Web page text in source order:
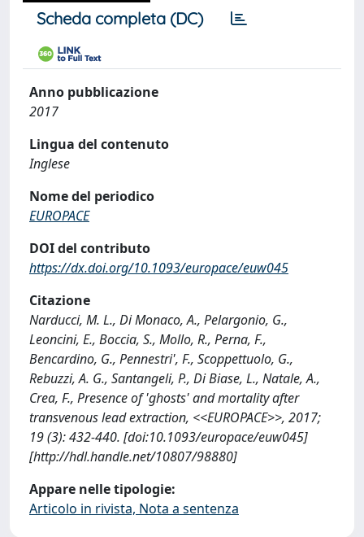
Scheda completa (DC)
Anno pubblicazione
2017
Lingua del contenuto
Inglese
Nome del periodico
EUROPACE
DOI del contributo
https://dx.doi.org/10.1093/europace/euw045
Citazione
Narducci, M. L., Di Monaco, A., Pelargonio, G.,
Leoncini, E., Boccia, S., Mollo, R., Perna, F.,
Bencardino, G., Pennestri', F., Scoppettuolo, G.,
Rebuzzi, A. G., Santangeli, P., Di Biase, L., Natale, A.,
Crea, F., Presence of 'ghosts' and mortality after
transvenous lead extraction, <<EUROPACE>>, 2017;
19 (3): 432-440. [doi:10.1093/europace/euw045]
[http://hdl.handle.net/10807/98880]
Appare nelle tipologie:
Articolo in rivista, Nota a sentenza